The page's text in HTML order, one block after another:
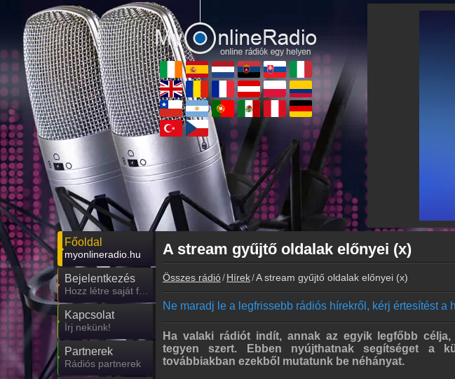
Főoldal
myonlineradio.hu
Bejelentkezés
Hozz létre saját fiókot!
Kapcsolat
Írj nekünk!
Partnerek
Rádiós partnerek
A stream gyűjtő oldalak előnyei (x)
Összes rádió Hírek A stream gyűjtő oldalak előnyei (x)
Ne maradj le a legfrissebb rádiós hírekről, kérj értesítést a
Ha valaki rádiót indít, annak az egyik legfőbb
tegyen szert. Ebben nyújthatnak segítséget a
továbbiakban ezekből mutatunk be néhányat.